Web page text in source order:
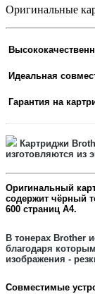
Оригинальные
Идеальная
Гарантия на
Картриджи
изготовляются из
Оригинальный
содержит чёрный
600 страниц А4.
В тонерах Brother
благодаря
изображения -
Совместимые